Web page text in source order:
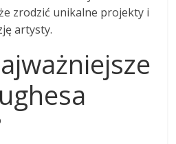
zrodzić unikalne projekty i
artysty.